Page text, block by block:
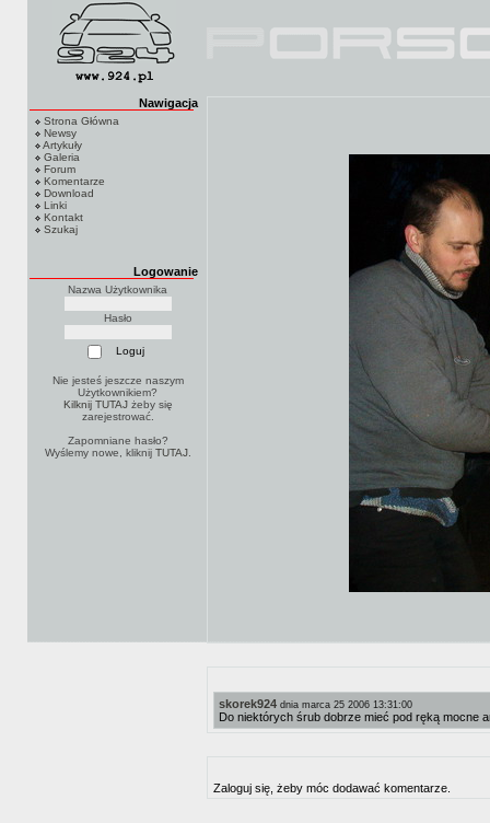
Nawigacja
Strona Główna
Newsy
Artykuły
Galeria
Forum
Komentarze
Download
Linki
Kontakt
Szukaj
Logowanie
Nazwa Użytkownika
Hasło
Nie jesteś jeszcze naszym
Użytkownikiem?
Kilknij TUTAJżeby się
zarejestrować.
Zapomniane hasło?
Wyślemy nowe, kliknij TUTAJ.
skorek924 dnia marca 25 2006 13:31:00
Do niektórych śrub dobrze mieć pod ręką mocne
Zaloguj się, żeby móc dodawać komentarze.